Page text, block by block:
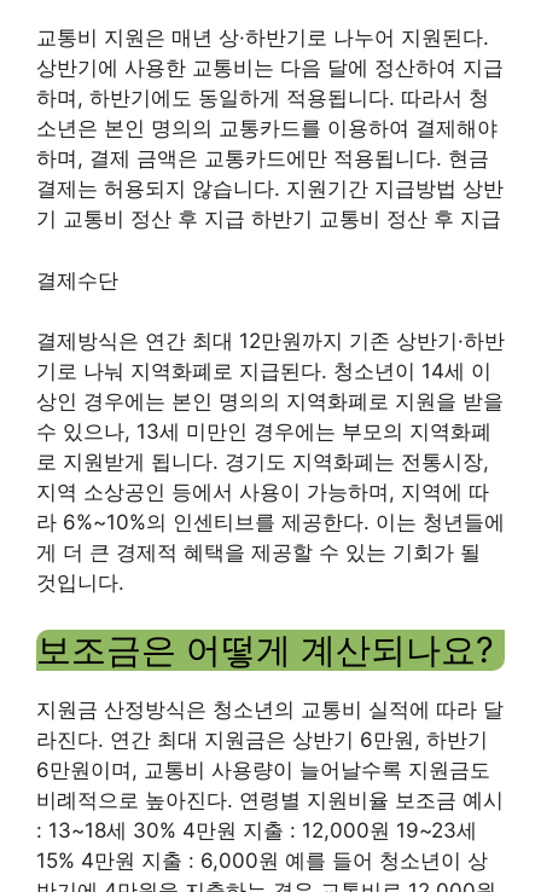
교통비 지원은 매년 상·하반기로 나누어 지원된다.
상반기에 사용한 교통비는 다음 달에 정산하여 지급
하며, 하반기에도 동일하게 적용됩니다. 따라서 청
소년은 본인 명의의 교통카드를 이용하여 결제해야
하며, 결제 금액은 교통카드에만 적용됩니다. 현금
결제는 허용되지 않습니다. 지원기간 지급방법 상반
기 교통비 정산 후 지급 하반기 교통비 정산 후 지급
결제수단
결제방식은 연간 최대 12만원까지 기존 상반기·하반
기로 나눠 지역화폐로 지급된다. 청소년이 14세 이
상인 경우에는 본인 명의의 지역화폐로 지원을 받을
수 있으나, 13세 미만인 경우에는 부모의 지역화폐
로 지원받게 됩니다. 경기도 지역화폐는 전통시장,
지역 소상공인 등에서 사용이 가능하며, 지역에 따
라 6%~10%의 인센티브를 제공한다. 이는 청년들에
게 더 큰 경제적 혜택을 제공할 수 있는 기회가 될
것입니다.
보조금은 어떻게 계산되나요?
지원금 산정방식은 청소년의 교통비 실적에 따라 달
라진다. 연간 최대 지원금은 상반기 6만원, 하반기
6만원이며, 교통비 사용량이 늘어날수록 지원금도
비례적으로 높아진다. 연령별 지원비율 보조금 예시
: 13~18세 30% 4만원 지출 : 12,000원 ​​19~23세
15% 4만원 지출 : 6,000원 ​​예를 들어 청소년이 상